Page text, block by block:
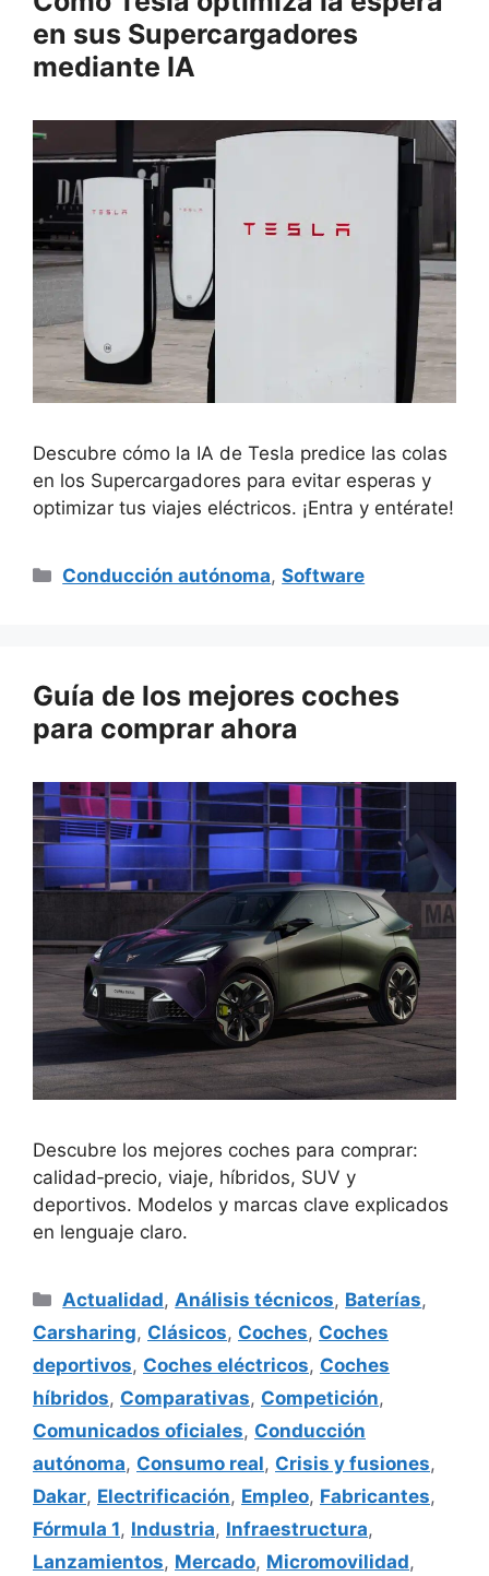
en sus Supercargadores
mediante IA
Descubre cómo la IA de Tesla predice las colas
en los Supercargadores para evitar esperas y
optimizar tus viajes eléctricos. ¡Entra y entérate!
Categorías
Conducción autónoma,Software
Guía de los mejores coches
para comprar ahora
Descubre los mejores coches para comprar:
calidad‑precio, viaje, híbridos, SUV y
deportivos. Modelos y marcas clave explicados
en lenguaje claro.
Categorías
Actualidad, Análisis técnicos, Baterías,
Carsharing, Clásicos, Coches, Coches
deportivos, Coches eléctricos, Coches
híbridos, Comparativas, Competición,
Comunicados oficiales, Conducción
autónoma, Consumo real, Crisis y fusiones,
Dakar, Electrificación, Empleo, Fabricantes,
Fórmula 1, Industria, Infraestructura,
Lanzamientos, Mercado, Micromovilidad,